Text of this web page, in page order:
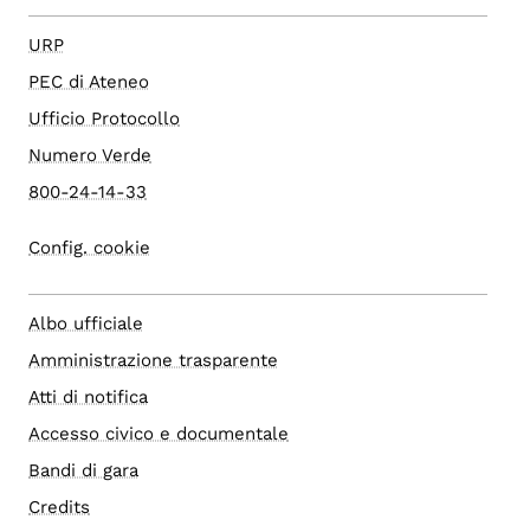
URP
PEC di Ateneo
Ufficio Protocollo
Numero Verde
800-24-14-33
Config. cookie
Albo ufficiale
Amministrazione trasparente
Atti di notifica
Accesso civico e documentale
Bandi di gara
Credits